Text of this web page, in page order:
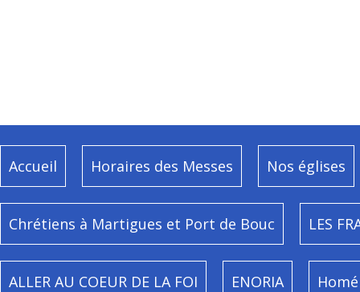
Accueil Horaires des Messes Nos églises
Chrétiens à Martigues et Port de Bouc LES
ALLER AU COEUR DE LA FOI ENORIA